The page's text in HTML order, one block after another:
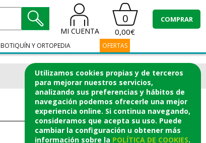
Utilizamos cookies propias y de terceros
para mejorar nuestros servicios,
analizando sus preferencias y hábitos de
navegación podemos ofrecerle una mejor
experiencia online. Si continua navegando,
consideramos que acepta su uso. Puede
cambiar la configuración u obtener más
información sobre la POLÍTICA DE COOKIES.
MI CUENTA
0
0,00€
COMPRAR
BOTIQUÍN Y ORTOPEDIA OFERTAS